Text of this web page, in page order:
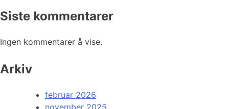
Siste kommentarer
Ingen kommentarer å vise.
Arkiv
februar 2026